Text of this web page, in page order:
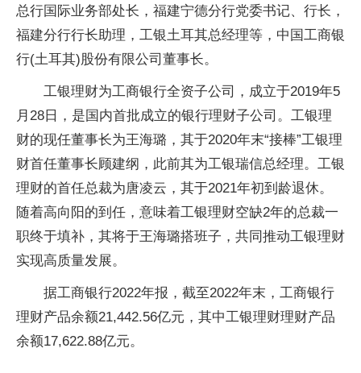
总行国际业务部处长，福建宁德分行党委书记、行长，
福建分行行长助理，工银土耳其总经理等，中国工商银
行(土耳其)股份有限公司董事长。
工银理财为工商银行全资子公司，成立于2019年5
月28日，是国内首批成立的银行理财子公司。工银理
财的现任董事长为王海璐，其于2020年末“接棒”工银理
财首任董事长顾建纲，此前其为工银瑞信总经理。工银
理财的首任总裁为唐凌云，其于2021年初到龄退休。
随着高向阳的到任，意味着工银理财空缺2年的总裁一
职终于填补，其将于王海璐搭班子，共同推动工银理财
实现高质量发展。
据工商银行2022年报，截至2022年末，工商银行
理财产品余额21,442.56亿元，其中工银理财理财产品
余额17,622.88亿元。